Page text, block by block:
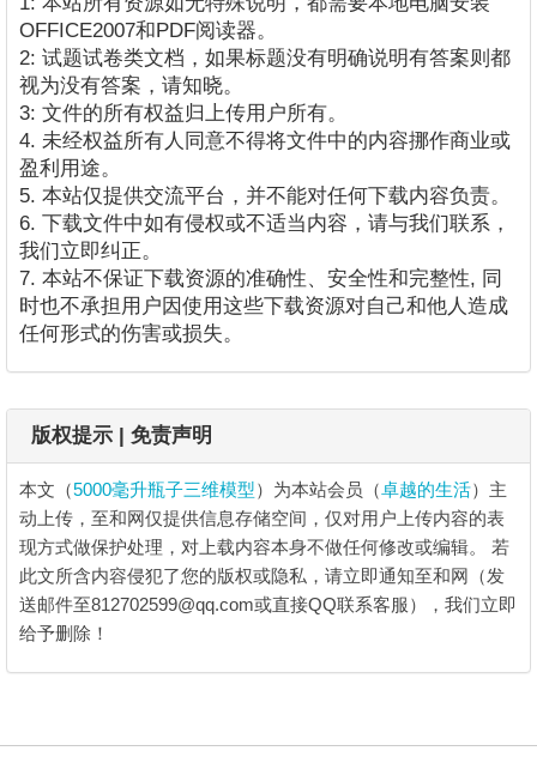
OFFICE2007和PDF阅读器。
2: 试题试卷类文档，如果标题没有明确说明有答案则都
视为没有答案，请知晓。
3: 文件的所有权益归上传用户所有。
4. 未经权益所有人同意不得将文件中的内容挪作商业或
盈利用途。
5. 本站仅提供交流平台，并不能对任何下载内容负责。
6. 下载文件中如有侵权或不适当内容，请与我们联系，
我们立即纠正。
7. 本站不保证下载资源的准确性、安全性和完整性, 同
时也不承担用户因使用这些下载资源对自己和他人造成
任何形式的伤害或损失。
版权提示 | 免责声明
本文（5000毫升瓶子三维模型）为本站会员（卓越的生活）主
动上传，至和网仅提供信息存储空间，仅对用户上传内容的表
现方式做保护处理，对上载内容本身不做任何修改或编辑。 若
此文所含内容侵犯了您的版权或隐私，请立即通知至和网（发
送邮件至812702599@qq.com或直接QQ联系客服），我们立即
给予删除！